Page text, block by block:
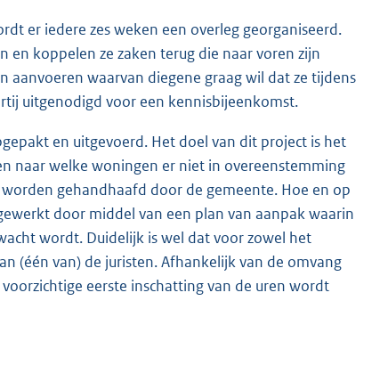
er iedere zes weken een overleg georganiseerd.
koppelen ze zaken terug die naar voren zijn
waarvan diegene graag wil dat ze tijdens
uitgenodigd voor een kennisbijeenkomst.
en uitgevoerd. Het doel van dit project is het
naar welke woningen er niet in overeenstemming
gehandhaafd door de gemeente. Hoe en op
door middel van een plan van aanpak waarin
wordt. Duidelijk is wel dat voor zowel het
(één van) de juristen. Afhankelijk van de omvang
eerste inschatting van de uren wordt